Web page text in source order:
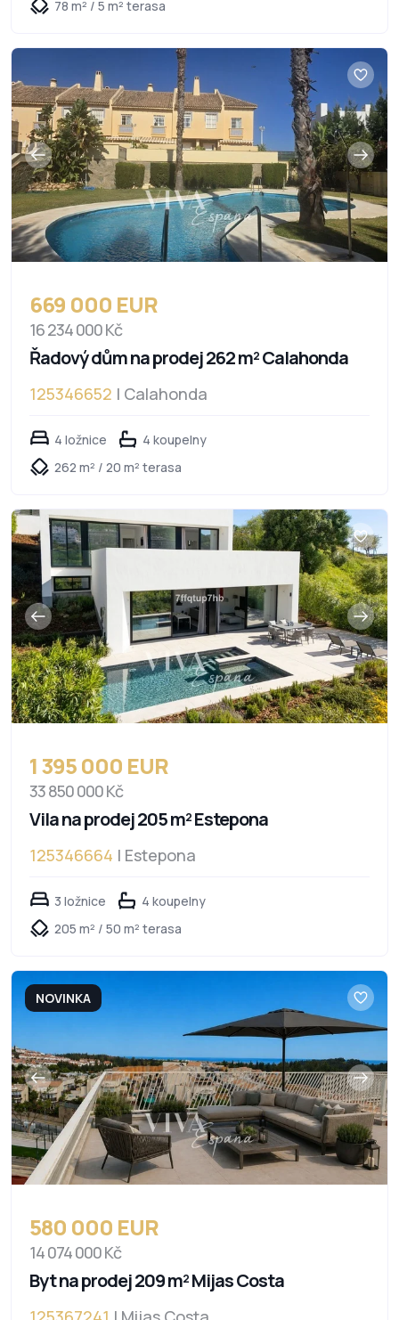
78 m² / 5 m² terasa
669 000 EUR
16 234 000 Kč
Řadový dům na prodej 262 m² Calahonda
125346652 | Calahonda
4 ložnice
4 koupelny
262 m² / 20 m² terasa
1 395 000 EUR
33 850 000 Kč
Vila na prodej 205 m² Estepona
125346664 | Estepona
3 ložnice
4 koupelny
205 m² / 50 m² terasa
NOVINKA
580 000 EUR
14 074 000 Kč
Byt na prodej 209 m² Mijas Costa